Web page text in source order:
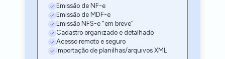
Emissão de NF-e
Emissão de MDF-e
Emissão NFS-e "em breve"
Cadastro organizado e detalhado
Acesso remoto e seguro
Importação de planilhas/arquivos XML